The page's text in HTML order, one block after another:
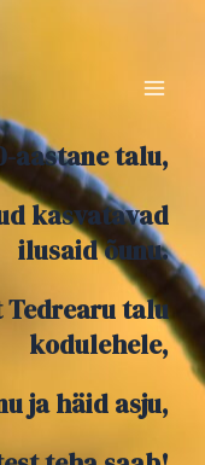
aastane talu,
kasvatavad
ilusaid õunu.
Tedrearu talu
kodulehele,
ja häid asju,